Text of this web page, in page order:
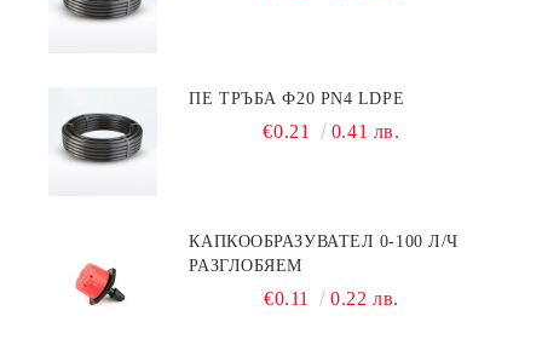
ПЕ ТРЪБА Ф20 PN4 LDPE
€0.21 0.41 лв.
КАПКООБРАЗУВАТЕЛ 0-100 Л/Ч
РАЗГЛОБЯЕМ
€0.11 0.22 лв.